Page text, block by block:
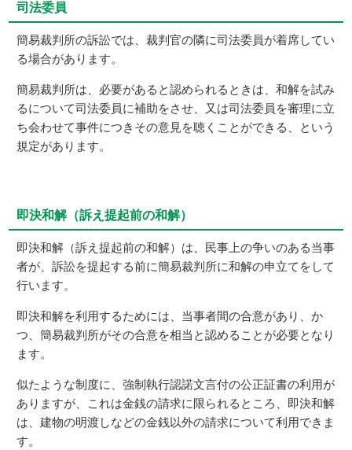
司法委員
簡易裁判所の訴訟では、裁判官の隣に司法委員が着席してい
る場合があります。
簡易裁判所は、必要があると認められるときは、和解を試み
るについて司法委員に補助をさせ、又は司法委員を審理に立
ち会わせて事件につきその意見を聴くことができる、という
規定があります。
即決和解（訴え提起前の和解）
即決和解（訴え提起前の和解）は、民事上の争いのある当事
者が、訴訟を提起する前に簡易裁判所に和解の申立てをして
行います。
即決和解を利用するためには、当事者間の合意があり、か
つ、簡易裁判所がその合意を相当と認めることが必要となり
ます。
似たような制度に、強制執行認諾文言付の公正証書の利用が
ありますが、これは金銭の請求に限られるところ、即決和解
は、建物の明渡しなどの金銭以外の請求について利用できま
す。